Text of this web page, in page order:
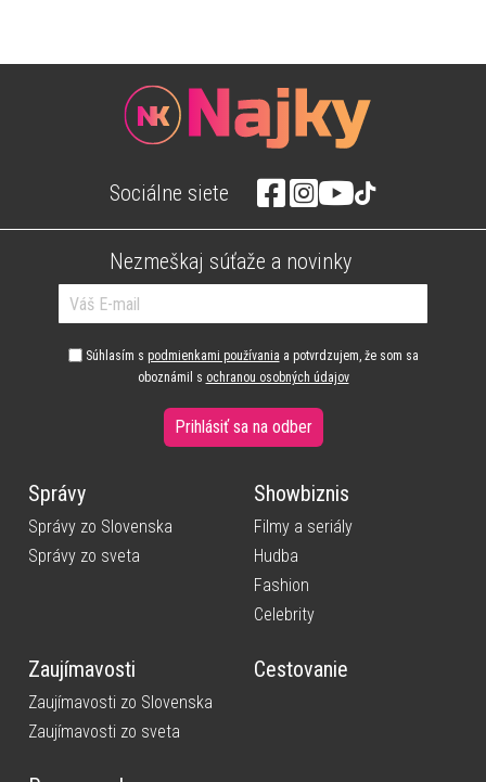
Sociálne siete
Nezmeškaj súťaže a novinky
Súhlasím s podmienkami používania a potvrdzujem, že som sa
oboznámil s ochranou osobných údajov
Prihlásiť sa na odber
Správy
Správy zo Slovenska
Správy zo sveta
Showbiznis
Filmy a seriály
Hudba
Fashion
Celebrity
Zaujímavosti
Zaujímavosti zo Slovenska
Zaujímavosti zo sveta
Cestovanie